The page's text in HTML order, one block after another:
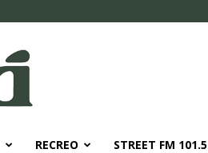
RECREO STREET FM 101.5